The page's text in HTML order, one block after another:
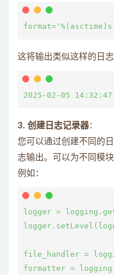
这将输出类似这样的日志
3. 创建日志记录器：
您可以通过创建不同的
志输出。可以为不同模
例如：
logger =
file_handler =
formatter =